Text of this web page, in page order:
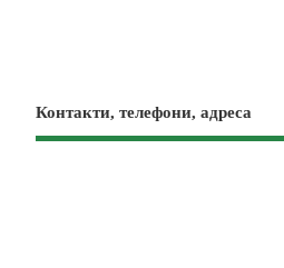
Контакти, телефони, адреса